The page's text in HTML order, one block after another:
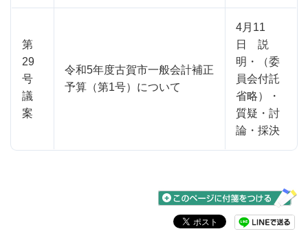
第
29
号
議
案
令和5年度古賀市一般会計補正
予算（第1号）について
4月11
日 説
明・（委
員会付託
省略）・
質疑・討
論・採決